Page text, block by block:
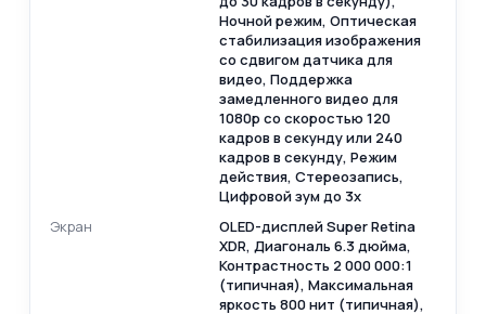
Ночной режим, Оптическая
стабилизация изображения
со сдвигом датчика для
видео, Поддержка
замедленного видео для
1080p со скоростью 120
кадров в секунду или 240
кадров в секунду, Режим
действия, Стереозапись,
Цифровой зум до 3x
Экран
OLED-дисплей Super Retina
XDR, Диагональ 6.3 дюйма,
Контрастность 2 000 000:1
(типичная), Максимальная
яркость 800 нит (типичная),